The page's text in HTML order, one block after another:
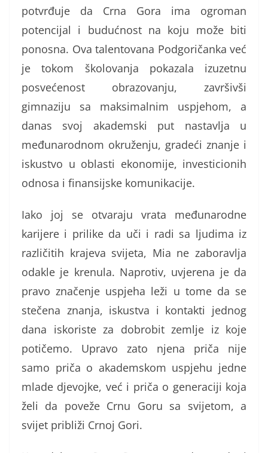
potvrđuje da Crna Gora ima ogroman
potencijal i budućnost na koju može biti
ponosna. Ova talentovana Podgoričanka već
je tokom školovanja pokazala izuzetnu
posvećenost obrazovanju, završivši
gimnaziju sa maksimalnim uspjehom, a
danas svoj akademski put nastavlja u
međunarodnom okruženju, gradeći znanje i
iskustvo u oblasti ekonomije, investicionih
odnosa i finansijske komunikacije.
Iako joj se otvaraju vrata međunarodne
karijere i prilike da uči i radi sa ljudima iz
različitih krajeva svijeta, Mia ne zaboravlja
odakle je krenula. Naprotiv, uvjerena je da
pravo značenje uspjeha leži u tome da se
stečena znanja, iskustva i kontakti jednog
dana iskoriste za dobrobit zemlje iz koje
potičemo. Upravo zato njena priča nije
samo priča o akademskom uspjehu jedne
mlade djevojke, već i priča o generaciji koja
želi da poveže Crnu Goru sa svijetom, a
svijet približi Crnoj Gori.